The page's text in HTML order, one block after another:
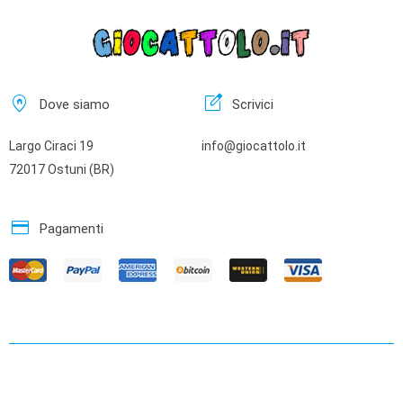
home_pin Dove siamo
Largo Ciraci 19
72017 Ostuni (BR)
edit_square Scrivici
info@giocattolo.it
credit_card Pagamenti